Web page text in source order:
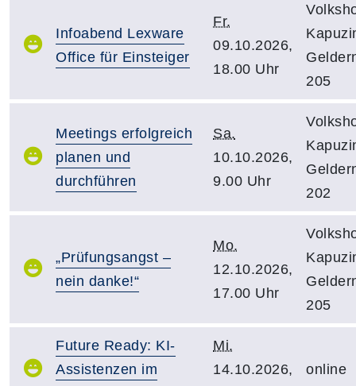
Infoabend Lexware
Office für Einsteiger
Fr.
09.10.2026,
18.00 Uhr
205
Meetings erfolgreich
planen und
durchführen
Sa.
10.10.2026,
9.00 Uhr
202
„Prüfungsangst –
nein danke!“
Mo.
12.10.2026,
17.00 Uhr
205
Future Ready: KI-
Assistenzen im
Mi.
14.10.2026,
online